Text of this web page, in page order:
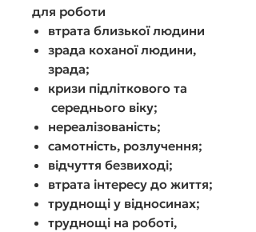
для роботи
втрата близької людини
зрада коханої людини,
зрада;
кризи підліткового та
середнього віку;
нереалізованість;
самотність, розлучення;
відчуття безвиході;
втрата інтересу до життя;
труднощі у відносинах;
труднощі на роботі,